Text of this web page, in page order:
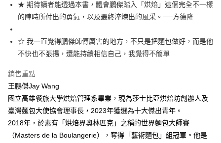
★ 期待讀者能透過本書，體會鵬傑踏入「烘焙」這個完全不一樣
的陣時所付出的勇氣，以及最終淬煉出的風采。──方德隆
☆ 我一直覺得鵬傑師傅厲害的地方，不只是把麵包做好，而是他
不快也不張揚，還能持續相信自己，我覺得不簡單
銷售重點
王鵬傑Jay Wang
國立高雄餐旅大學烘焙管理系畢業，現為莎士比亞烘焙坊創辦人及
臺灣麵包大使協會理事長，2023年獲選為十大傑出青年。
2018年，於素有「烘焙界奧林匹克」之稱的世界麵包大師賽
（Masters de la Boulangerie），奪得「藝術麵包」組冠軍。他是